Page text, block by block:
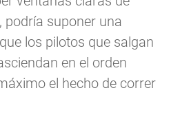
podría suponer una
los pilotos que salgan
en el orden
el hecho de correr